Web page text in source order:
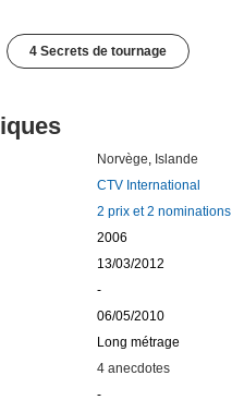
4 Secrets de tournage
Norvège, Islande
CTV International
2 prix et 2 nominations
2006
13/03/2012
-
06/05/2010
Long métrage
4 anecdotes
-